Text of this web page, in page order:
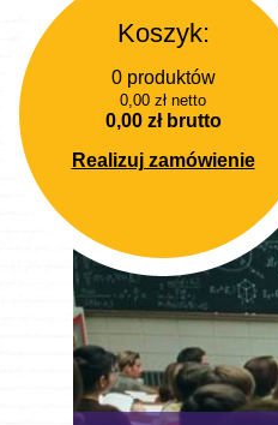
Koszyk:
0 produktów
0,00 zł netto
0,00 zł brutto
Realizuj zamówienie